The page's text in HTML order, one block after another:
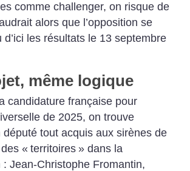
comme challenger, on risque de
alors que l’opposition se
d’ici les résultats le 13 septembre
même logique
candidature française pour
de 2025, on trouve
député tout acquis aux sirènes de
« territoires » dans la
: Jean-Christophe Fromantin,